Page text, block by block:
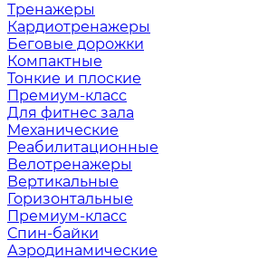
Тренажеры
Кардиотренажеры
Беговые дорожки
Компактные
Тонкие и плоские
Премиум-класс
Для фитнес зала
Механические
Реабилитационные
Велотренажеры
Вертикальные
Горизонтальные
Премиум-класс
Спин-байки
Аэродинамические